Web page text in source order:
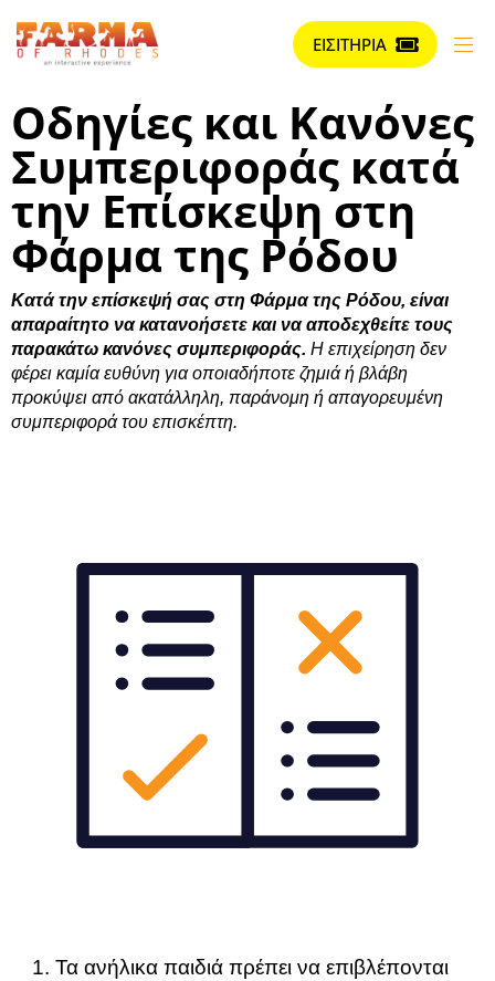
ΕΙΣΙΤΗΡΙΑ
Οδηγίες και Κανόνες
Συμπεριφοράς κατά
την Επίσκεψη στη
Φάρμα της Ρόδου
Κατά την επίσκεψή σας στη Φάρμα της Ρόδου, είναι
απαραίτητο να κατανοήσετε και να αποδεχθείτε τους
παρακάτω κανόνες συμπεριφοράς. Η επιχείρηση δεν
φέρει καμία ευθύνη για οποιαδήποτε ζημιά ή βλάβη
προκύψει από ακατάλληλη, παράνομη ή απαγορευμένη
συμπεριφορά του επισκέπτη.
Τα ανήλικα παιδιά πρέπει να επιβλέπονται